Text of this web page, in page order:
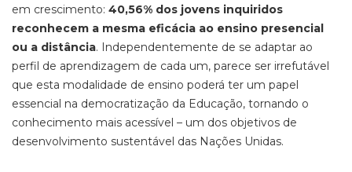
em crescimento: 40,56% dos jovens inquiridos
reconhecem a mesma eficácia ao ensino presencial
ou a distância. Independentemente de se adaptar ao
perfil de aprendizagem de cada um, parece ser irrefutável
que esta modalidade de ensino poderá ter um papel
essencial na democratização da Educação, tornando o
conhecimento mais acessível – um dos objetivos de
desenvolvimento sustentável das Nações Unidas.